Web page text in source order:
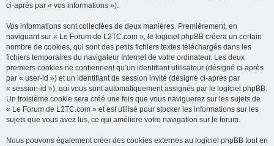
ci-après par « vos informations »).
Vos informations sont collectées de deux manières. Premièrement, en
naviguant sur « Le Forum de L2TC.com », le logiciel phpBB créera un certain
nombre de cookies, qui sont des petits fichiers textes téléchargés dans les
fichiers temporaires du navigateur Internet de votre ordinateur. Les deux
premiers cookies ne contiennent qu’un identifiant utilisateur (désigné ci-après
par « user-id ») et un identifiant de session invité (désigné ci-après par
« session-id »), qui vous sont automatiquement assignés par le logiciel phpBB.
Un troisième cookie sera créé une fois que vous naviguerez sur les sujets de
« Le Forum de L2TC.com » et est utilisé pour stocker les informations sur les
sujets que vous avez lus, ce qui améliore votre navigation sur le forum.
Nous pouvons également créer des cookies externes au logiciel phpBB tout en